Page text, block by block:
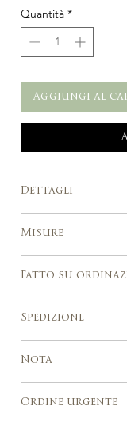
Quantità *
Aggiungi al
Dettagli
Realizzato a
perle di cristallo
Si adatta
nostro studio in
Misure
Fatto su
per la
Gli ordini
accettati.
Spedizione
tracciamento
Europa, Stati
lavorativi
Nota
le vendite su
Ordine urgente